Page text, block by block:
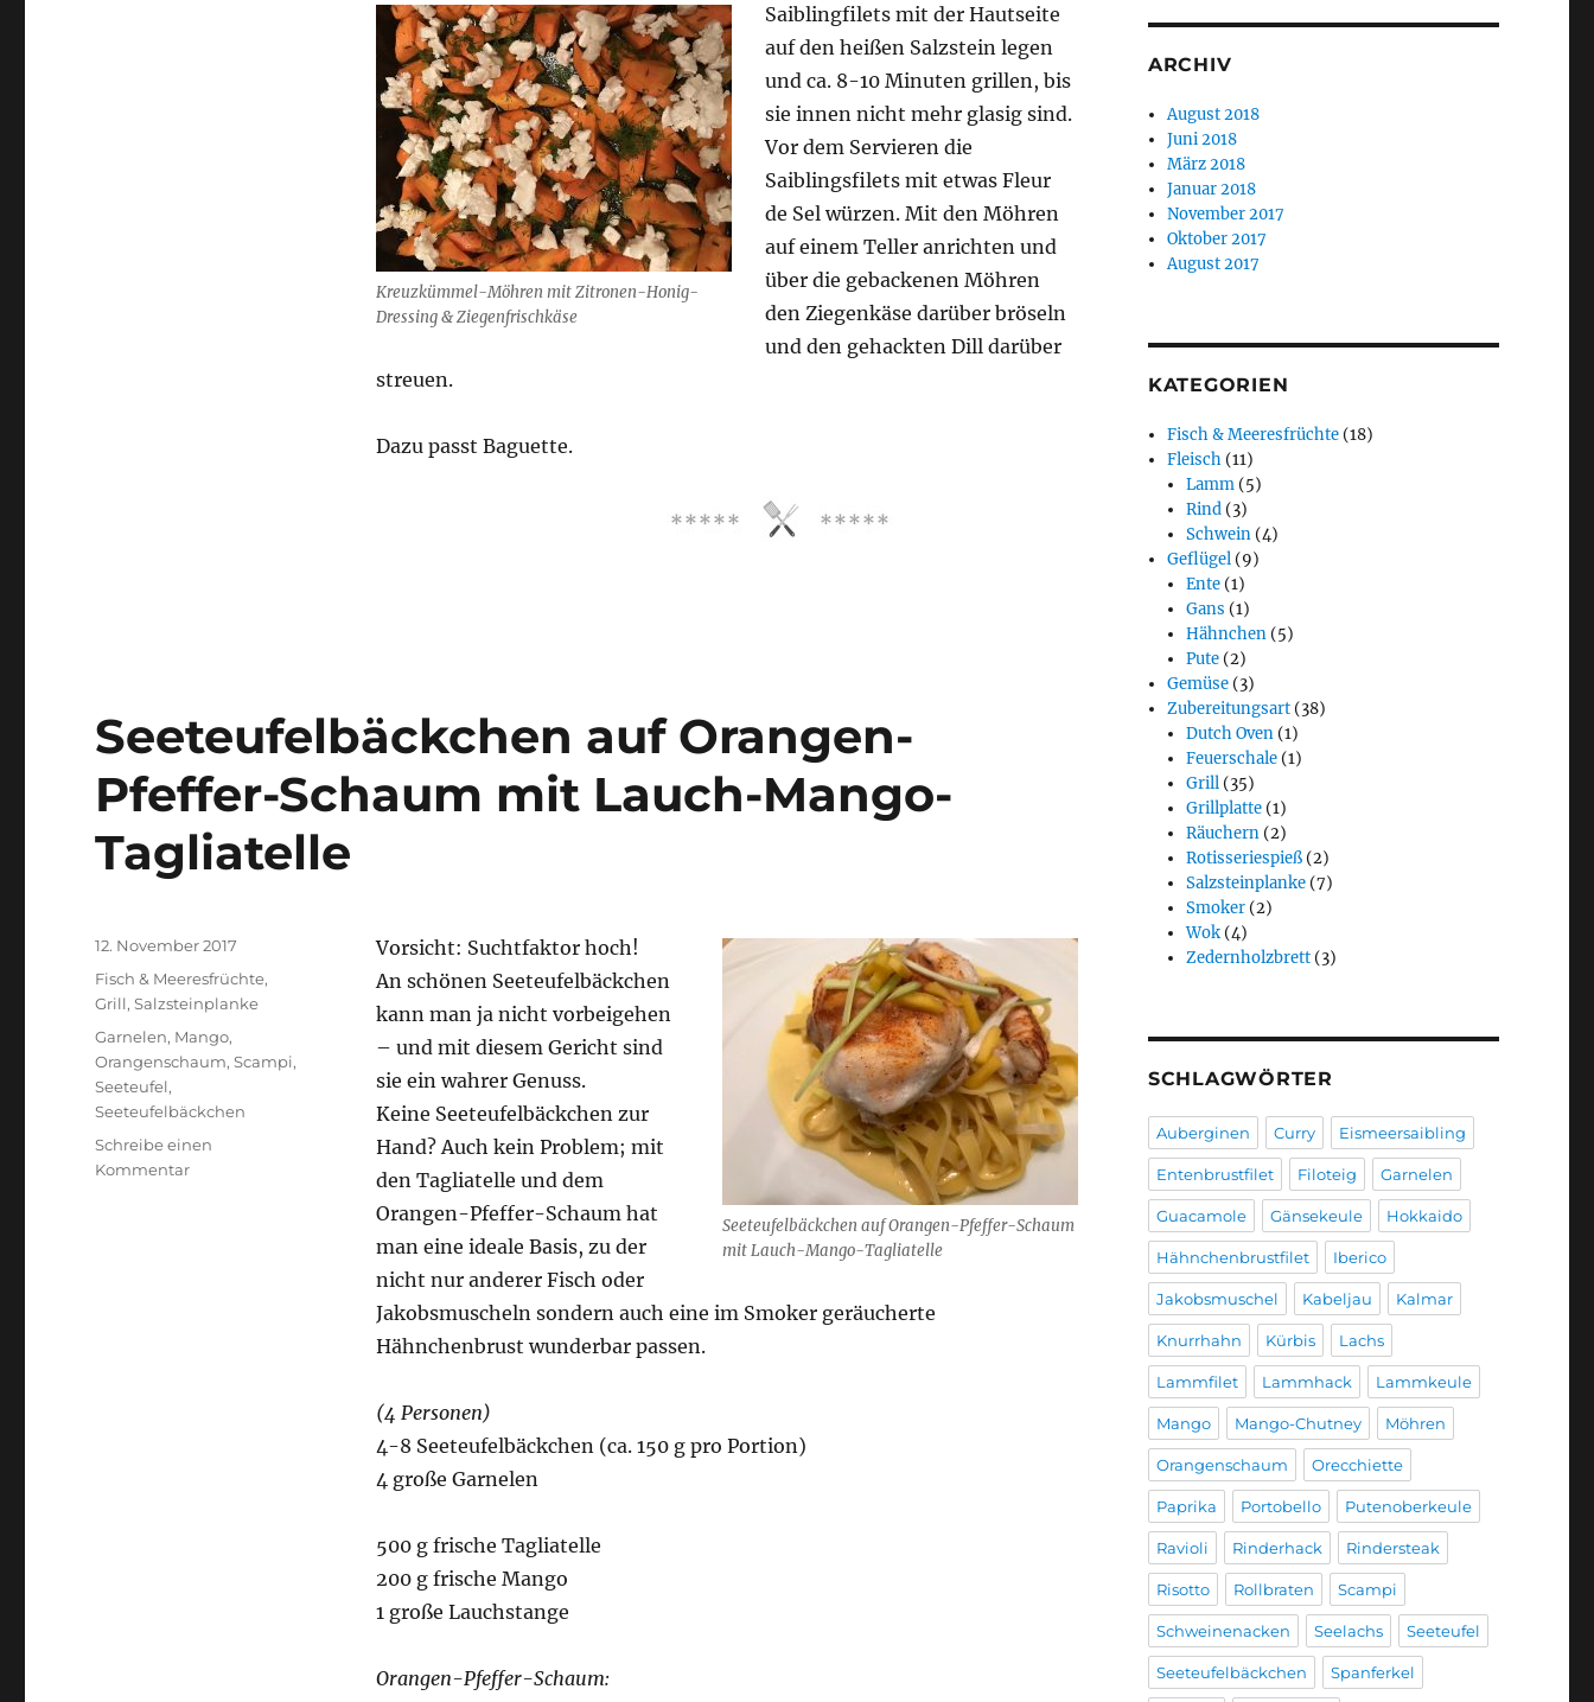
Kreuzkümmel-Möhren mit Zitronen-Honig-
Dressing & Ziegenfrischkäse
Saiblingfilets mit der Hautseite
auf den heißen Salzstein legen
und ca. 8-10 Minuten grillen, bis
sie innen nicht mehr glasig sind.
Vor dem Servieren die
Saiblingsfilets mit etwas Fleur
de Sel würzen. Mit den Möhren
auf einem Teller anrichten und
über die gebackenen Möhren
den Ziegenkäse darüber bröseln
und den gehackten Dill darüber
streuen.
Dazu passt Baguette.
Seeteufelbäckchen auf Orangen-
Pfeffer-Schaum mit Lauch-Mango-
Tagliatelle
Seeteufelbäckchen auf Orangen-Pfeffer-Schaum
mit Lauch-Mango-Tagliatelle
Vorsicht: Suchtfaktor hoch!
An schönen Seeteufelbäckchen
kann man ja nicht vorbeigehen
– und mit diesem Gericht sind
sie ein wahrer Genuss.
Keine Seeteufelbäckchen zur
Hand? Auch kein Problem; mit
den Tagliatelle und dem
Orangen-Pfeffer-Schaum hat
man eine ideale Basis, zu der
nicht nur anderer Fisch oder
Jakobsmuscheln sondern auch eine im Smoker geräucherte
Hähnchenbrust wunderbar passen.
(4 Personen)
4-8 Seeteufelbäckchen (ca. 150 g pro Portion)
4 große Garnelen
500 g frische Tagliatelle
200 g frische Mango
1 große Lauchstange
Orangen-Pfeffer-Schaum:
Veröffentlicht
am
12. November 2017
Kategorien
Fisch & Meeresfrüchte,
Grill,Salzsteinplanke
Schlagwörter
Garnelen, Mango,
Orangenschaum,Scampi,
Seeteufel,
Seeteufelbäckchen
Schreibe einen
Kommentarzu
ARCHIV
August 2018
Juni 2018
März 2018
Januar 2018
November 2017
Oktober 2017
August 2017
KATEGORIEN
Fisch & Meeresfrüchte (18)
Fleisch (11)
Lamm (5)
Rind (3)
Schwein (4)
Geflügel (9)
Ente (1)
Gans (1)
Hähnchen (5)
Pute (2)
Gemüse (3)
Zubereitungsart (38)
Dutch Oven (1)
Feuerschale (1)
Grill (35)
Grillplatte (1)
Räuchern (2)
Rotisseriespieß (2)
Salzsteinplanke (7)
Smoker (2)
Wok (4)
Zedernholzbrett (3)
SCHLAGWÖRTER
Auberginen Curry Eismeersaibling
Entenbrustfilet Filoteig Garnelen
Guacamole Gänsekeule Hokkaido
Hähnchenbrustfilet Iberico
Jakobsmuschel Kabeljau Kalmar
Knurrhahn Kürbis Lachs
Lammfilet Lammhack Lammkeule
Mango Mango-Chutney Möhren
Orangenschaum Orecchiette
Paprika Portobello Putenoberkeule
Ravioli Rinderhack Rindersteak
Risotto Rollbraten Scampi
Schweinenacken Seelachs Seeteufel
Seeteufelbäckchen Spanferkel